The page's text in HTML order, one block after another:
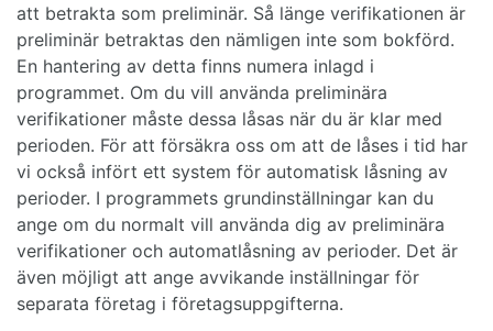
att betrakta som preliminär. Så länge verifikationen är
preliminär betraktas den nämligen inte som bokförd.
En hantering av detta finns numera inlagd i
programmet. Om du vill använda preliminära
verifikationer måste dessa låsas när du är klar med
perioden. För att försäkra oss om att de låses i tid har
vi också infört ett system för automatisk låsning av
perioder. I programmets grundinställningar kan du
ange om du normalt vill använda dig av preliminära
verifikationer och automatlåsning av perioder. Det är
även möjligt att ange avvikande inställningar för
separata företag i företagsuppgifterna.